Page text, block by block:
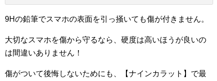
9Hの鉛筆でスマホの表面を引っ掻いても傷が付きません。
大切なスマホを傷から守るなら、硬度は高いほうが良いの
は間違いありません！
傷がついて後悔しないためにも、【ナインカラット】で最